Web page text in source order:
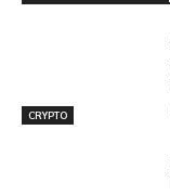
CRYPTO